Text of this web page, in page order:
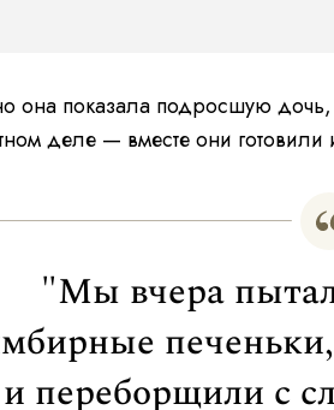
она показала подросшую
деле — вместе они готовили
"Мы вчера
и переборщили с